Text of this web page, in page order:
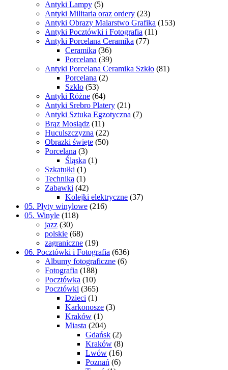
Antyki Lampy (5)
Antyki Militaria oraz ordery (23)
Antyki Obrazy Malarstwo Grafika (153)
Antyki Pocztówki i Fotografia (11)
Antyki Porcelana Ceramika (77)
Ceramika (36)
Porcelana (39)
Antyki Porcelana Ceramika Szkło (81)
Porcelana (2)
Szkło (53)
Antyki Różne (64)
Antyki Srebro Platery (21)
Antyki Sztuka Egzotyczna (7)
Brąz Mosiądz (11)
Huculszczyzna (22)
Obrazki święte (50)
Porcelana (3)
Śląska (1)
Szkatułki (1)
Technika (1)
Zabawki (42)
Kolejki elektryczne (37)
05. Płyty winylowe (216)
05. Winyle (118)
jazz (30)
polskie (68)
zagraniczne (19)
06. Pocztówki i Fotografia (636)
Albumy fotograficzne (6)
Fotografia (188)
Pocztówka (10)
Pocztówki (365)
Dzieci (1)
Karkonosze (3)
Kraków (1)
Miasta (204)
Gdańsk (2)
Kraków (8)
Lwów (16)
Poznań (6)